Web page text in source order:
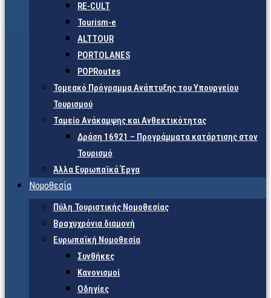
RE-CULT
Tourism-e
ALTTOUR
PORTOLANES
POPRoutes
Τομεακό Πρόγραμμα Ανάπτυξης του Υπουργείου
Τουρισμού
Ταμείο Ανάκαμψης και Ανθεκτικότητας
Δράση 16921 – Προγράμματα κατάρτισης στον
Τουρισμό
Άλλα Ευρωπαϊκά Έργα
Νομοθεσία
Πύλη Τουριστικής Νομοθεσίας
Βραχυχρόνια διαμονή
Ευρωπαϊκή Νομοθεσία
Συνθήκες
Κανονισμοί
Οδηγίες